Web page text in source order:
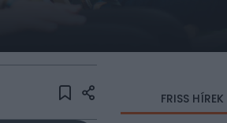
FRISS HÍREK